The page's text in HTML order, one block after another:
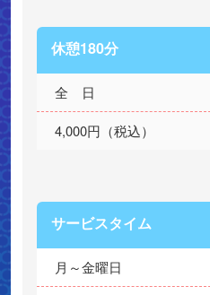
休憩180分
全　日
4,000円（税込）
サービスタイム
月～金曜日